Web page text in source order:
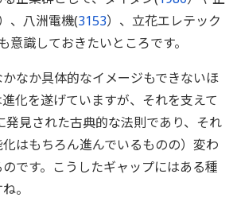
、八洲電機(3153）、立花エレテック
意識しておきたいところです。
なか具体的なイメージもできないほ
化を遂げていますが、それを支えて
発見された古典的な法則であり、それ
はもちろん進んでいるものの）変わ
です。こうしたギャップにはある種
。